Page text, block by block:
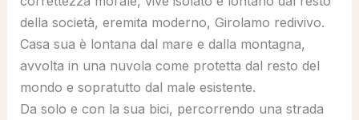
della società, eremita moderno, Girolamo redivivo.
Casa sua è lontana dal mare e dalla montagna,
avvolta in una nuvola come protetta dal resto del
mondo e sopratutto dal male esistente.
Da solo e con la sua bici, percorrendo una strada